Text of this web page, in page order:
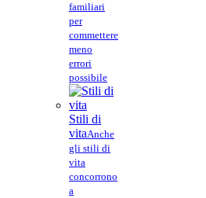
familiari
per
commettere
meno
errori
possibile
Stili di
vitaAnche
gli stili di
vita
concorrono
a